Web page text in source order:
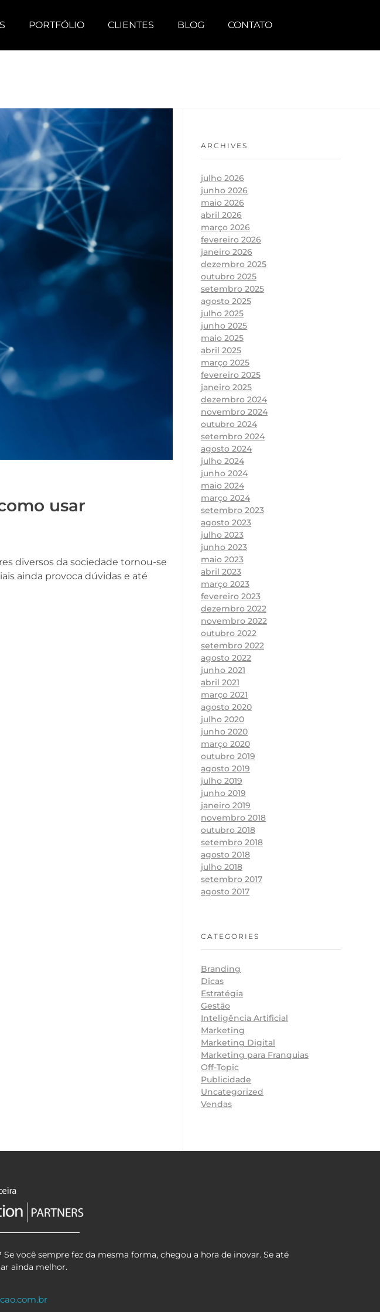
PORTFÓLIO CLIENTES BLOG CONTATO
usar
diversos da sociedade tornou-se
ainda provoca dúvidas e até
ARCHIVES
julho 2026
junho 2026
maio 2026
abril 2026
março 2026
fevereiro 2026
janeiro 2026
dezembro 2025
outubro 2025
setembro 2025
agosto 2025
julho 2025
junho 2025
maio 2025
abril 2025
março 2025
fevereiro 2025
janeiro 2025
dezembro 2024
novembro 2024
outubro 2024
setembro 2024
agosto 2024
julho 2024
junho 2024
maio 2024
março 2024
setembro 2023
agosto 2023
julho 2023
junho 2023
maio 2023
abril 2023
março 2023
fevereiro 2023
dezembro 2022
novembro 2022
outubro 2022
setembro 2022
agosto 2022
junho 2021
abril 2021
março 2021
agosto 2020
julho 2020
junho 2020
março 2020
outubro 2019
agosto 2019
julho 2019
junho 2019
janeiro 2019
novembro 2018
outubro 2018
setembro 2018
agosto 2018
julho 2018
setembro 2017
agosto 2017
CATEGORIES
Branding
Dicas
Estratégia
Gestão
Inteligência Artificial
Marketing
Marketing Digital
Marketing para Franquias
Off-Topic
Publicidade
Uncategorized
Vendas
você sempre fez da mesma forma, chegou a hora de inovar. Se até
ainda melhor.